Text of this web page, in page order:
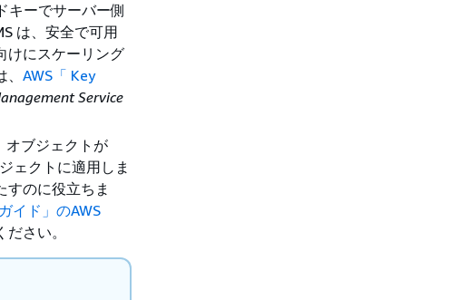
キーでサーバー側
は、安全で可用
けにスケーリング
AWS「 Key
Service
オブジェクトが
ェクトに適用しま
のに役立ちま
イド」のAWS
さい。